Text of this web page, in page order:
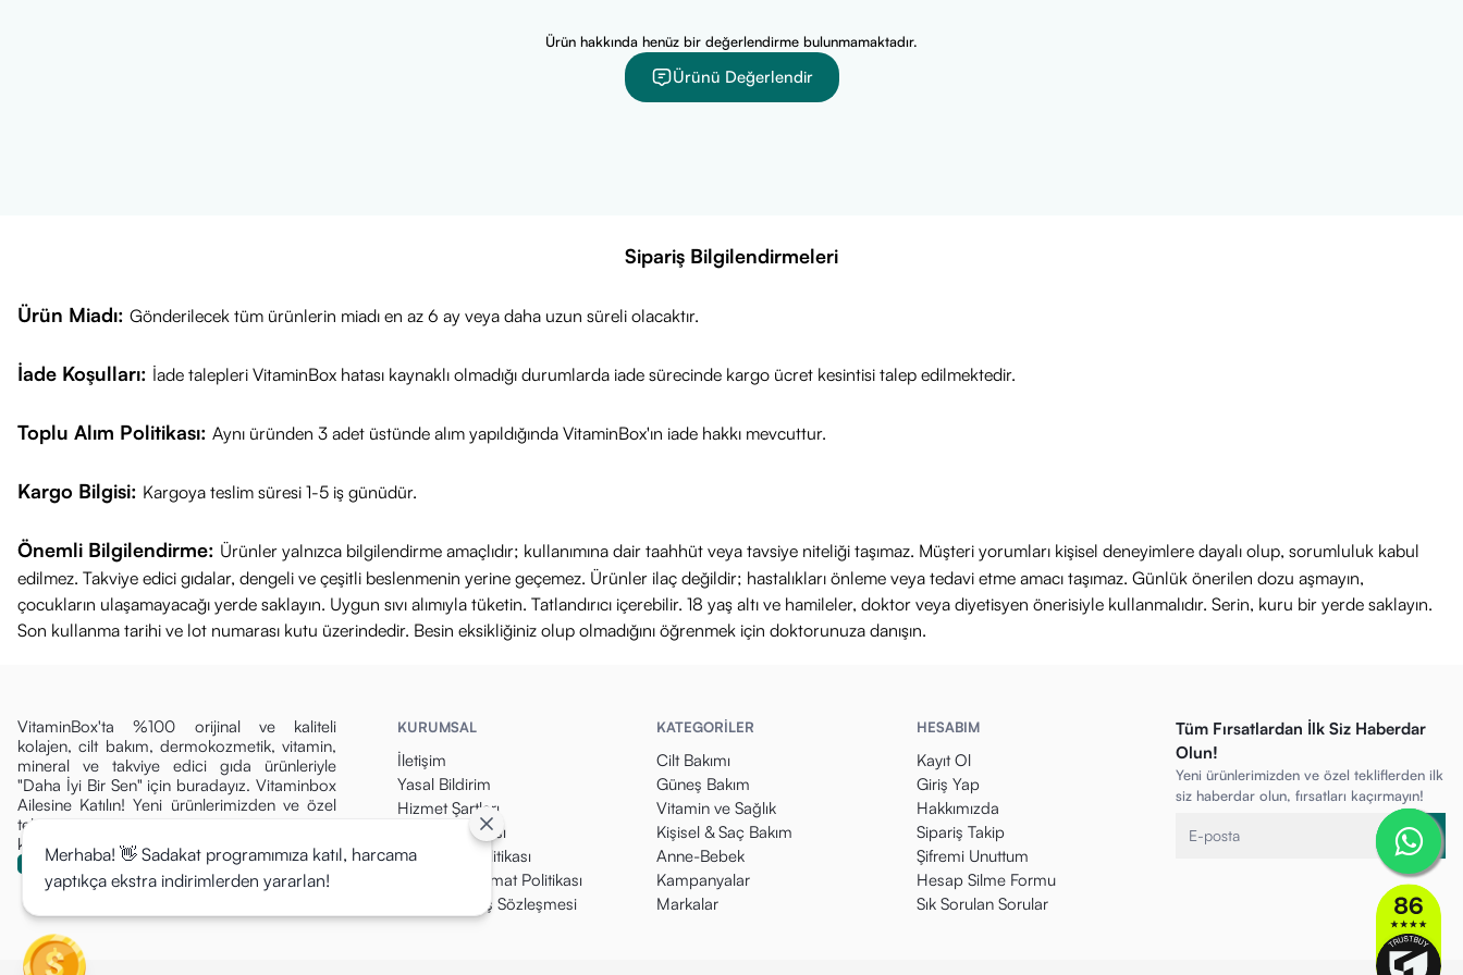
Ürün hakkında henüz bir değerlendirme bulunmamaktadır.
Ürünü Değerlendir
Sipariş Bilgilendirmeleri
Ürün Miadı: Gönderilecek tüm ürünlerin miadı en az 6 ay veya daha uzun süreli olacaktır.
İade Koşulları: İade talepleri VitaminBox hatası kaynaklı olmadığı durumlarda iade sürecinde kargo ücret kesintisi talep edilmektedir.
Toplu Alım Politikası: Aynı üründen 3 adet üstünde alım yapıldığında VitaminBox'ın iade hakkı mevcuttur.
Kargo Bilgisi: Kargoya teslim süresi 1-5 iş günüdür.
Önemli Bilgilendirme: Ürünler yalnızca bilgilendirme amaçlıdır; kullanımına dair taahhüt veya tavsiye niteliği taşımaz. Müşteri yorumları kişisel deneyimlere dayalı olup, sorumluluk kabul
edilmez. Takviye edici gıdalar, dengeli ve çeşitli beslenmenin yerine geçemez. Ürünler ilaç değildir; hastalıkları önleme veya tedavi etme amacı taşımaz. Günlük önerilen dozu aşmayın,
çocukların ulaşamayacağı yerde saklayın. Uygun sıvı alımıyla tüketin. Tatlandırıcı içerebilir. 18 yaş altı ve hamileler, doktor veya diyetisyen önerisiyle kullanmalıdır. Serin, kuru bir yerde saklayın.
Son kullanma tarihi ve lot numarası kutu üzerindedir. Besin eksikliğiniz olup olmadığını öğrenmek için doktorunuza danışın.
VitaminBox'ta %100 orijinal ve kaliteli
kolajen, cilt bakım, dermokozmetik, vitamin,
mineral ve takviye edici gıda ürünleriyle
"Daha İyi Bir Sen" için buradayız. Vitaminbox
Ailesine Katılın! Yeni ürünlerimizden ve özel
tekliflerden ilk siz haberdar olun, fırsatları
kaçırmayın!
KURUMSAL
İletişim
Yasal Bildirim
Hizmet Şartları
Gizlilik Politikası
Para İade Politikası
Kargo & Teslimat Politikası
Mesafeli Satış Sözleşmesi
KATEGORİLER
Cilt Bakımı
Güneş Bakım
Vitamin ve Sağlık
Kişisel & Saç Bakım
Anne-Bebek
Kampanyalar
Markalar
HESABIM
Kayıt Ol
Giriş Yap
Hakkımızda
Sipariş Takip
Şifremi Unuttum
Hesap Silme Formu
Sık Sorulan Sorular
Tüm Fırsatlardan İlk Siz Haberdar
Olun!
Yeni ürünlerimizden ve özel tekliflerden ilk
siz haberdar olun, fırsatları kaçırmayın!
Merhaba! 👋 Sadakat programımıza katıl, harcama
yaptıkça ekstra indirimlerden yararlan!